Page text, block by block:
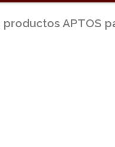
APTOS